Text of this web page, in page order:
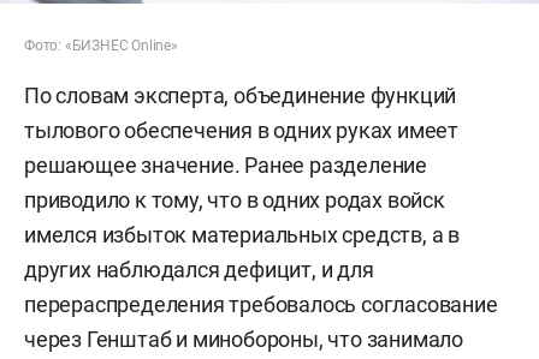
Фото: «БИЗНЕС Online»
По словам эксперта, объединение функций
тылового обеспечения в одних руках имеет
решающее значение. Ранее разделение
приводило к тому, что в одних родах войск
имелся избыток материальных средств, а в
других наблюдался дефицит, и для
перераспределения требовалось согласование
через Генштаб и минобороны, что занимало